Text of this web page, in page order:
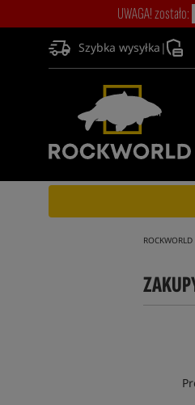
UWAGA! zostało:
Szybka wysyłka |
ROCKWORLD